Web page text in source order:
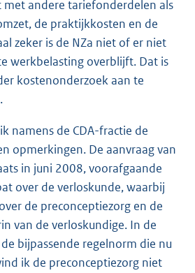
andere tariefonderdelen als
de praktijkkosten en de
zeker is de NZa niet of er niet
werkbelasting overblijft. Dat is
kostenonderzoek aan te
namens de CDA-fractie de
opmerkingen. De aanvraag van
in juni 2008, voorafgaande
over de verloskunde, waarbij
de preconceptiezorg en de
van de verloskundige. In de
bijpassende regelnorm die nu
ik de preconceptiezorg niet